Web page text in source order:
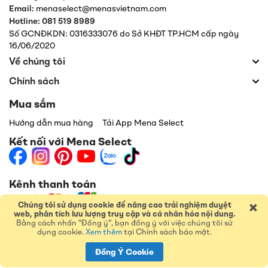
×
Chúng tôi sử dụng cookie để nâng cao trải nghiệm duyệt
web, phân tích lưu lượng truy cập và cá nhân hóa nội dung.
Bằng cách nhấn "Đồng ý", bạn đồng ý với việc chúng tôi sử
dụng cookie.Xem thêmtại Chính sách bảo mật.
Đồng Ý Cookie
Email: menaselect@menasvietnam.com
Hotline: 081 519 8989
Số GCNĐKDN: 0316333076 do Sở KHĐT TP.HCM cấp ngày
16/06/2020
Về chúng tôi
Chính sách
Mua sắm
Hướng dẫn mua hàng Tải App Mena Select
Kết nối với Mena Select
Kênh thanh toán